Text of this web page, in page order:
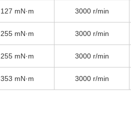
127 mN·m 3000 r/min
255 mN·m 3000 r/min
255 mN·m 3000 r/min
353 mN·m 3000 r/min